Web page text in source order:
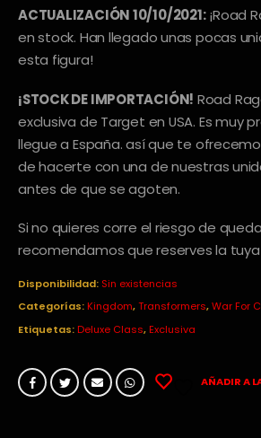
original
era:
39,00€.
actual
es:
23,00€.
ACTUALIZACIÓN 10/10/2021:¡Road
en stock. Han llegado unas pocas
esta figura!
¡STOCK DE IMPORTACIÓN! Road
exclusiva de Target en USA. Es muy
llegue a España. así que te
de hacerte con una de nuestras
antes de que se agoten.
Si no quieres corre el riesgo de
recomendamos que reserves la
Disponibilidad: Sin existencias
Categorías:Kingdom,Transformers,War For
Etiquetas:Deluxe Class,Exclusiva
AÑADIR A